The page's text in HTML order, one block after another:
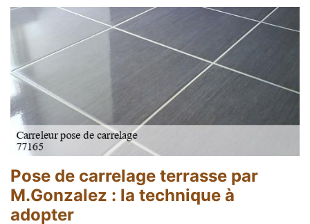
Pose de carrelage terrasse par
M.Gonzalez : la technique à
adopter